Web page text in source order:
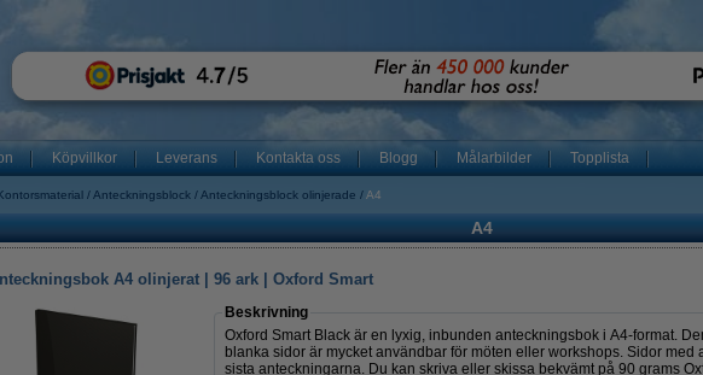
Köpvillkor Leverans Kontakta oss Blogg Målarbilder Topplista
Anteckningsblock Anteckningsblock olinjerade A4
A4
A4 olinjerat | 96 ark | Oxford Smart
Beskrivning
Oxford Smart Black är en lyxig, inbunden anteckningsbok i A4-format.
blanka sidor är mycket användbar för möten eller workshops. Sidor med
sista anteckningarna. Du kan skriva eller skissa bekvämt på 90 grams